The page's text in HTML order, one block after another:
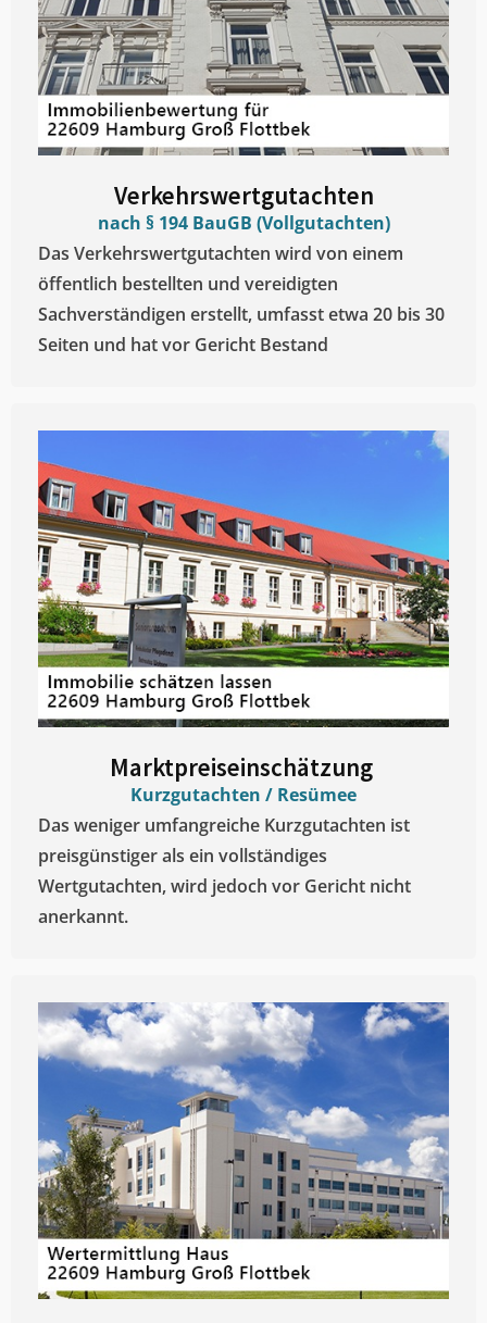
Verkehrswertgutachten
nach § 194 BauGB (Vollgutachten)
Das Verkehrswertgutachten wird von einem
öffentlich bestellten und vereidigten
Sachverständigen erstellt, umfasst etwa 20 bis 30
Seiten und hat vor Gericht Bestand
Marktpreiseinschätzung ​
Kurzgutachten / Resümee
Das weniger umfangreiche Kurzgutachten ist
preisgünstiger als ein vollständiges
Wertgutachten, wird jedoch vor Gericht nicht
anerkannt.